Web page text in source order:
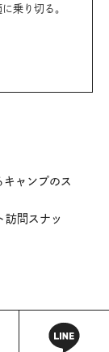
乗り切る。
ャンプのス
訪問スナッ